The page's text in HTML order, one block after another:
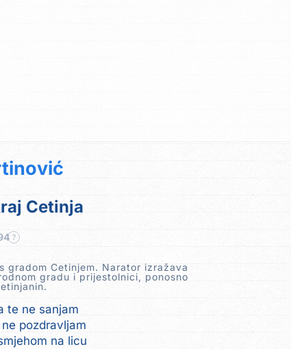
Cetinja
?
gradom Cetinjem. Narator izražava
gradu i prijestolnici, ponosno
te ne sanjam
pozdravljam
na licu